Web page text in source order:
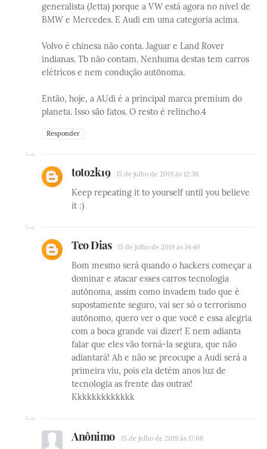
generalista (Jetta) porque a VW está agora no nível de
BMW e Mercedes. E Audi em uma categoria acima.
Volvo é chinesa não conta. Jaguar e Land Rover
indianas. Tb não contam. Nenhuma destas tem carros
elétricos e nem condução autônoma.
Então, hoje, a AUdi é a principal marca premium do
planeta. Isso são fatos. O resto é relincho.4
Responder
toto2k19 15 de julho de 2019 às 12:38
Keep repeating it to yourself until you believe
it :)
Teo Dias 15 de julho de 2019 às 14:40
Bom mesmo será quando o hackers começar a
dominar e atacar esses carros tecnologia
autônoma, assim como invadem tudo que é
supostamente seguro, vai ser só o terrorismo
autônomo, quero ver o que você e essa alegria
com a boca grande vai dizer! E nem adianta
falar que eles vão torná-la segura, que não
adiantará! Ah e não se preocupe a Audi será a
primeira viu, pois ela detém anos luz de
tecnologia as frente das outras!
Kkkkkkkkkkkkk
Anônimo 15 de julho de 2019 às 17:08